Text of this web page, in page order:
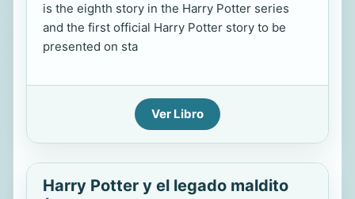
is the eighth story in the Harry Potter series
and the first official Harry Potter story to be
presented on sta
Ver Libro
Harry Potter y el legado maldito